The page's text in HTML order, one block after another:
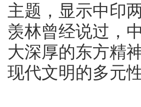
主题，显示中印
羡林曾经说过，
大深厚的东方精
现代文明的多元性